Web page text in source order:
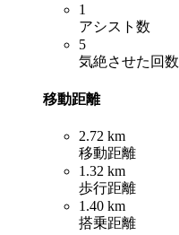
1
アシスト数
5
気絶させた回数
移動距離
2.72 km
移動距離
1.32 km
歩行距離
1.40 km
搭乗距離